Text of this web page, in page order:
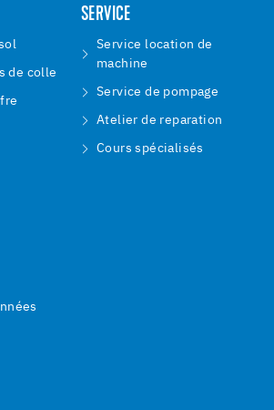
de colle
SERVICE
Service location de
machine
Service de pompage
Atelier de reparation
Cours spécialisés